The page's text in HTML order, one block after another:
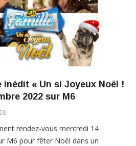
inédit « Un si Joyeux Noël !
2022 sur M6
rendez-vous mercredi 14
M6 pour fêter Noël dans un